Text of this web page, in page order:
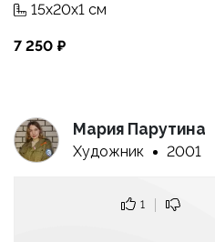
15x20x1 см
7 250
Мария Парутина
Художник 2001
1